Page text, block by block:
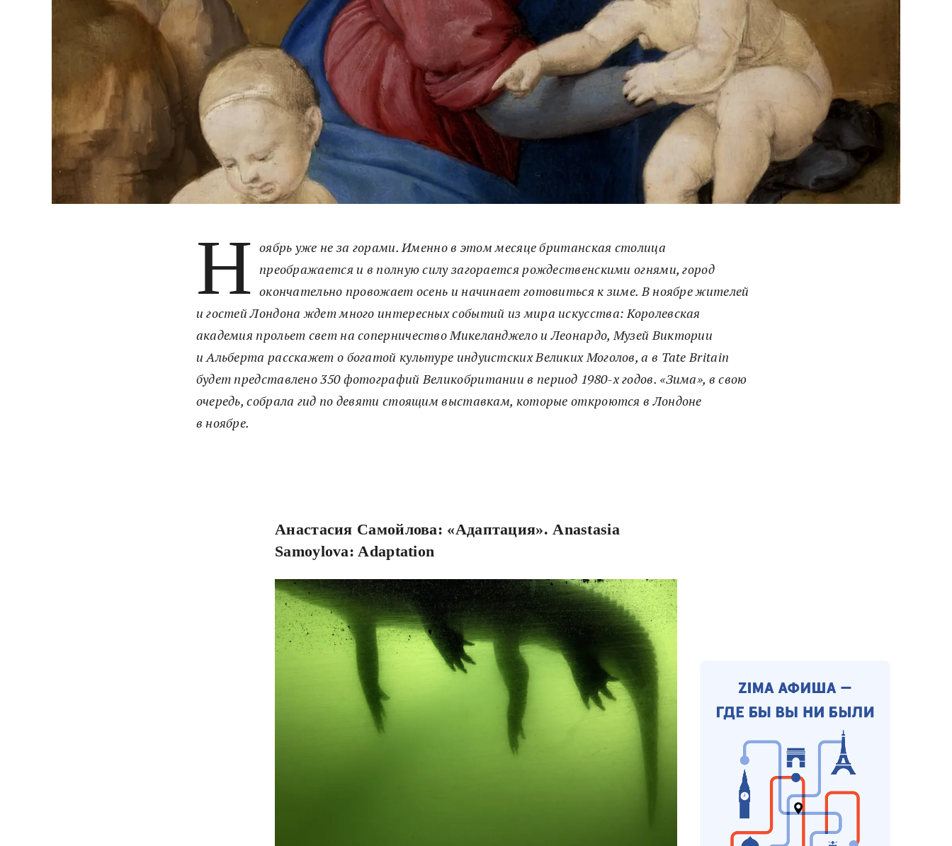
Н оябрь уже не за горами. Именно в этом месяце британская столица
преображается и в полную силу загорается рождественскими огнями, город
окончательно провожает осень и начинает готовиться к зиме. В ноябре жителей
и гостей Лондона ждет много интересных событий из мира искусства: Королевская
академия прольет свет на соперничество Микеланджело и Леонардо, Музей Виктории
и Альберта расскажет о богатой культуре индуистских Великих Моголов, а в Tate Britain
будет представлено 350 фотографий Великобритании в период 1980-х годов. «Зима», в свою
очередь, собрала гид по девяти стоящим выставкам, которые откроются в Лондоне
в ноябре.
Анастасия Самойлова: «Адаптация». Anastasia
Samoylova: Adaptation